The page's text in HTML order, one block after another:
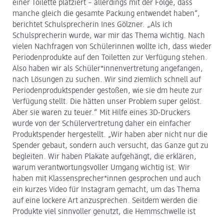
einer Toilette platziert – allerdings mit der Folge, dass
manche gleich die gesamte Packung entwendet haben“,
berichtet Schulsprecherin Ines Gölzner. „Als ich
Schulsprecherin wurde, war mir das Thema wichtig. Nach
vielen Nachfragen von Schülerinnen wollte ich, dass wieder
Periodenprodukte auf den Toiletten zur Verfügung stehen.
Also haben wir als Schüler*innenvertretung angefangen,
nach Lösungen zu suchen. Wir sind ziemlich schnell auf
Periodenproduktspender gestoßen, wie sie dm heute zur
Verfügung stellt. Die hätten unser Problem super gelöst.
Aber sie waren zu teuer.“ Mit Hilfe eines 3D-Druckers
wurde von der Schülervertretung daher ein einfacher
Produktspender hergestellt. „Wir haben aber nicht nur die
Spender gebaut, sondern auch versucht, das Ganze gut zu
begleiten. Wir haben Plakate aufgehängt, die erklären,
warum verantwortungsvoller Umgang wichtig ist. Wir
haben mit Klassensprecher*innen gesprochen und auch
ein kurzes Video für Instagram gemacht, um das Thema
auf eine lockere Art anzusprechen. Seitdem werden die
Produkte viel sinnvoller genutzt, die Hemmschwelle ist